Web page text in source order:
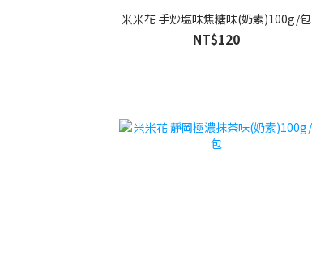
米米花 手炒塩味焦糖味(奶素)100g/包
NT$120